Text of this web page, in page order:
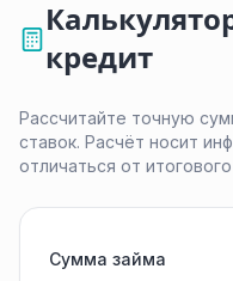
кредит
Рассчитайте точную
ставок. Расчёт носит
отличаться от
Сумма займа